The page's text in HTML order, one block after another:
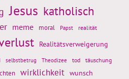
Jesus katholisch
meme moral Papst realität
Realitätsverweigerung
selbstbetrug Theodizee tod täuschung
wirklichkeit wunsch